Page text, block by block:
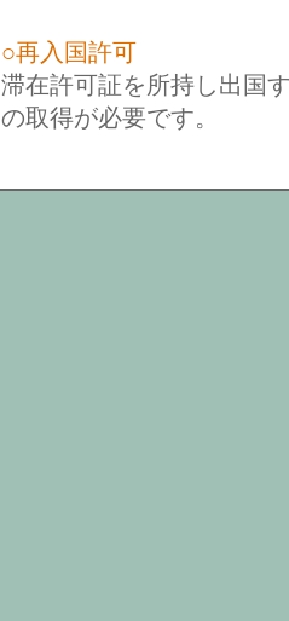
○再入国許可
滞在許可証を所持し出国
の取得が必要です。